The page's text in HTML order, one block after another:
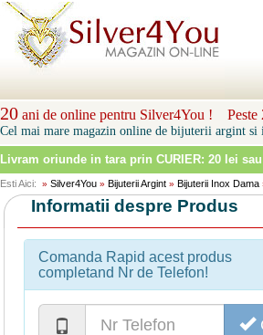
20 ani de online pentru Silver4You ! Peste
Cel mai mare magazin online de bijuterii argint si
Livram oriunde in tara prin CURIER: 20 lei
Esti Aici: » Silver4You » Bijuterii Argint » Bijuterii Inox Dama
Informatii despre Produs
Comanda Rapid acest produs
completand Nr de Telefon!